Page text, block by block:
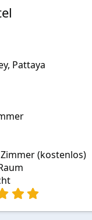
Pattaya
(kostenlos)
0